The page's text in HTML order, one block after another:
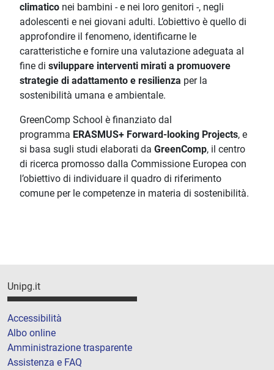
climatico nei bambini - e nei loro genitori -, negli
adolescenti e nei giovani adulti. L’obiettivo è quello di
approfondire il fenomeno, identificarne le
caratteristiche e fornire una valutazione adeguata al
fine di sviluppare interventi mirati a promuovere
strategie di adattamento e resilienza per la
sostenibilità umana e ambientale.
GreenComp School è finanziato dal
programma ERASMUS+ Forward-looking Projects, e
si basa sugli studi elaborati da GreenComp, il centro
di ricerca promosso dalla Commissione Europea con
l’obiettivo di individuare il quadro di riferimento
comune per le competenze in materia di sostenibilità.
Unipg.it
Accessibilità
Albo online
Amministrazione trasparente
Assistenza e FAQ